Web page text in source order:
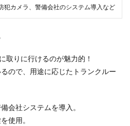
犯カメラ、警備会社のシステム導入など
取りに行けるのが魅力的！
ので、用途に応じたトランクルー
会社システムを導入。
使用。